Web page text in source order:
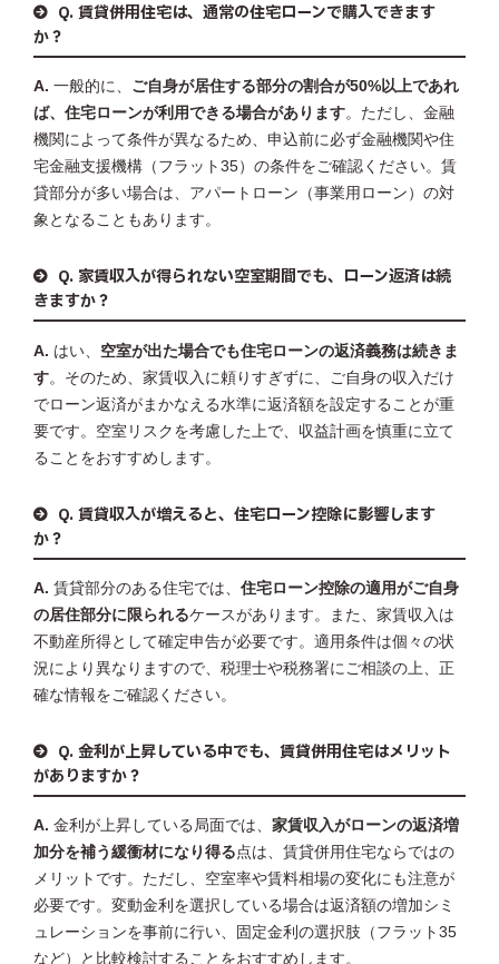
Q. 賃貸併用住宅は、通常の住宅ローンで購入できます
か？
A. 一般的に、 ご自身が居住する部分の割合が50%以上であれ
ば、住宅ローンが利用できる場合があります。ただし、金融
機関によって条件が異なるため、申込前に必ず金融機関や住
宅金融支援機構（フラット35）の条件をご確認ください。賃
貸部分が多い場合は、アパートローン（事業用ローン）の対
象となることもあります。
Q. 家賃収入が得られない空室期間でも、ローン返済は続
きますか？
A. はい、 空室が出た場合でも住宅ローンの返済義務は続きま
す。そのため、家賃収入に頼りすぎずに、ご自身の収入だけ
でローン返済がまかなえる水準に返済額を設定することが重
要です。空室リスクを考慮した上で、収益計画を慎重に立て
ることをおすすめします。
Q. 賃貸収入が増えると、住宅ローン控除に影響します
か？
A. 賃貸部分のある住宅では、 住宅ローン控除の適用がご自身
の居住部分に限られるケースがあります。また、家賃収入は
不動産所得として確定申告が必要です。適用条件は個々の状
況により異なりますので、税理士や税務署にご相談の上、正
確な情報をご確認ください。
Q. 金利が上昇している中でも、賃貸併用住宅はメリット
がありますか？
A. 金利が上昇している局面では、 家賃収入がローンの返済増
加分を補う緩衝材になり得る 点は、賃貸併用住宅ならではの
メリットです。ただし、空室率や賃料相場の変化にも注意が
必要です。変動金利を選択している場合は返済額の増加シミ
ュレーションを事前に行い、固定金利の選択肢（フラット35
など）と比較検討することをおすすめします。